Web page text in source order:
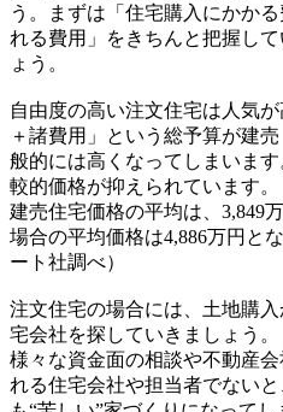
う。まずは「住宅購入にかか
れる費用」をきちんと把握し
ょう。
自由度の高い注文住宅は人気
＋諸費用」という総予算が建
般的には高くなってしまいま
較的価格が抑えられています。
建売住宅価格の平均は、3,849
場合の平均価格は4,886万円
ート社調べ）
注文住宅の場合には、土地購
宅会社を探していきましょう。
様々な資金面の相談や不動産
れる住宅会社や担当者でないと